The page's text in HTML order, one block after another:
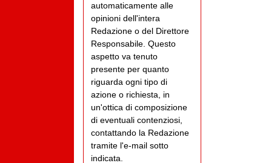
automaticamente alle
opinioni dell'intera
Redazione o del Direttore
Responsabile. Questo
aspetto va tenuto
presente per quanto
riguarda ogni tipo di
azione o richiesta, in
un'ottica di composizione
di eventuali contenziosi,
contattando la Redazione
tramite l'e-mail sotto
indicata.